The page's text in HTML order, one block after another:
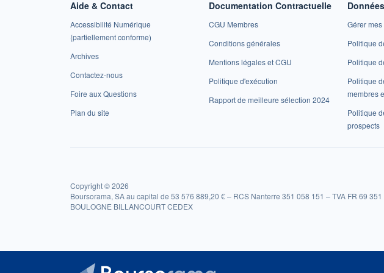
Aide & Contact
Accessibilité Numérique
(partiellement conforme)
Archives
Contactez-nous
Foire aux Questions
Plan du site
Documentation Contractuelle
CGU Membres
Conditions générales
Mentions légales et CGU
Politique d'exécution
Rapport de meilleure sélection 2024
Gérer
Politique
Politique
Politique
membres
Politique
prospects
Copyright © 2026
Boursorama, SA au capital de 53 576 889,20 € – RCS Nanterre 351 058 151 – TVA FR 69
BOULOGNE BILLANCOURT CEDEX